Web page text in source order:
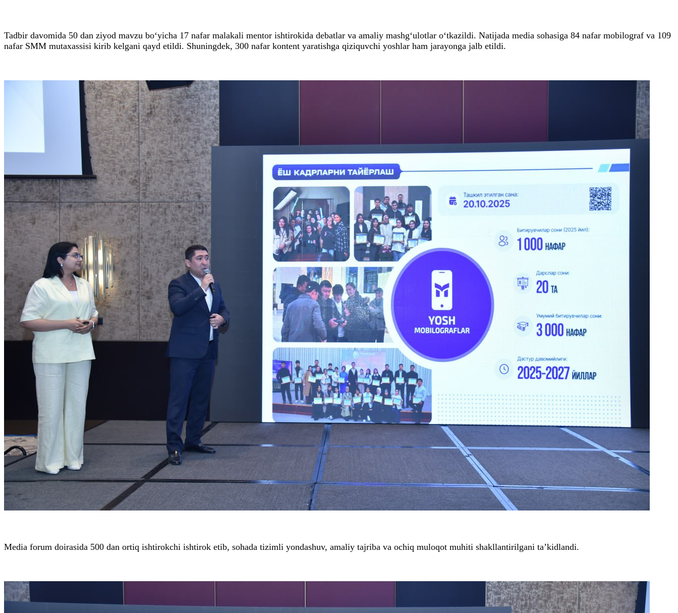
Tadbir davomida 50 dan ziyod mavzu bo‘yicha 17 nafar malakali mentor ishtirokida debatlar va amaliy mashg‘ulotlar o‘tkazildi. Natijada media sohasiga 84 nafar mobilograf va 109
nafar SMM mutaxassisi kirib kelgani qayd etildi. Shuningdek, 300 nafar kontent yaratishga qiziquvchi yoshlar ham jarayonga jalb etildi.
Media forum doirasida 500 dan ortiq ishtirokchi ishtirok etib, sohada tizimli yondashuv, amaliy tajriba va ochiq muloqot muhiti shakllantirilgani ta’kidlandi.